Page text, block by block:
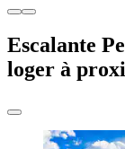
Escalante
loger à